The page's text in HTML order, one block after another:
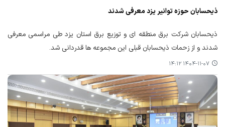
ذیحسابان حوزه توانیر یزد معرفی شدند
ذیحسابان شرکت برق منطقه ای و توزیع برق استان یزد طی مراسمی معرفی
شدند و از زحمات ذیحسابان قبلی این مجموعه ها قدردانی شد.
۱۴۰۴-۱۱-۰۷ ۱۴:۱۲